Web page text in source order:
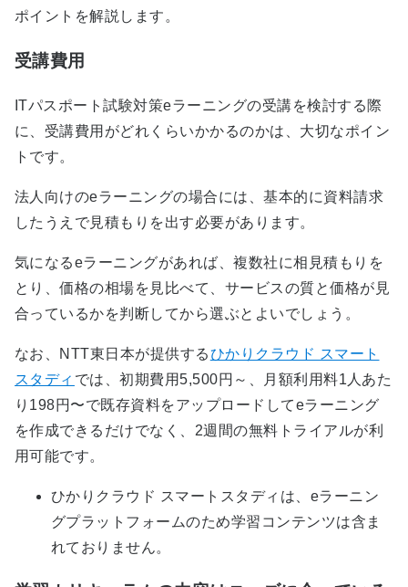
ポイントを解説します。
受講費用
ITパスポート試験対策eラーニングの受講を検討する際
に、受講費用がどれくらいかかるのかは、大切なポイン
トです。
法人向けのeラーニングの場合には、基本的に資料請求
したうえで見積もりを出す必要があります。
気になるeラーニングがあれば、複数社に相見積もりを
とり、価格の相場を見比べて、サービスの質と価格が見
合っているかを判断してから選ぶとよいでしょう。
なお、NTT東日本が提供するひかりクラウド スマート
スタディ では、初期費用5,500円～、月額利用料1人あた
り198円〜で既存資料をアップロードしてeラーニング
を作成できるだけでなく、2週間の無料トライアルが利
用可能です。
ひかりクラウド スマートスタディは、eラーニン
グプラットフォームのため学習コンテンツは含ま
れておりません。